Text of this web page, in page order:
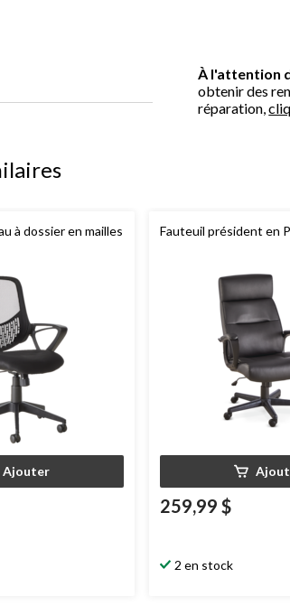
À l'attention
obtenir des
réparation,
à dossier en mailles
Ajouter
Fauteuil président en
259,99 $
2 en stock